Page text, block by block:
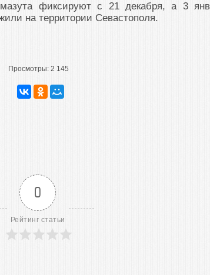
фиксируют с 21 декабря, а 3
на территории Севастополя.
Просмотры: 2 145
0
Рейтинг статьи